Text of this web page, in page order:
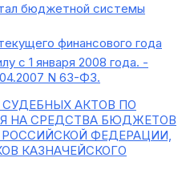
бюджетной системы
финансового года
с 1 января 2008 года. -
N 63-ФЗ.
АКТОВ ПО
НА СРЕДСТВА БЮДЖЕТОВ
ФЕДЕРАЦИИ,
КАЗНАЧЕЙСКОГО